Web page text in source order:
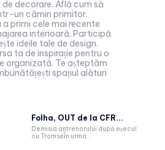
decorare. Află cum să
un cămin primitor.
primi cele mai recente
interioară. Participă
ideile tale de design.
ta de inspirație pentru o
organizată. Te așteptăm
spațiul alături
Folha, OUT de la CFR...
Demisia antrenorului după eșecul
cu TromsøÎn urma...